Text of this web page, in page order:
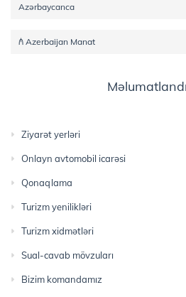
Azərbaycanca
₼ Azerbaijan Manat
Ziyarət yerləri
Onlayn avtomobil icarəsi
Qonaqlama
Turizm yenilikləri
Turizm xidmətləri
Sual-cavab mövzuları
Bizim komandamız